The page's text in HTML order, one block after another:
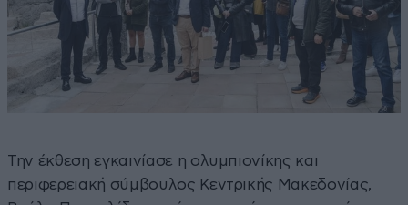
Την έκθεση εγκαινίασε η ολυμπιονίκης και
περιφερειακή σύμβουλος Κεντρικής Μακεδονίας,